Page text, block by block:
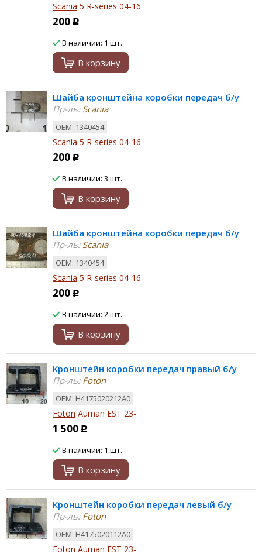
Scania 5 R-series 04-16
200 Р
В наличии: 1 шт.
В корзину
Шайба кронштейна коробки передач б/у
Пр-ль:Scania
ОЕМ: 1340454
Scania 5 R-series 04-16
200 Р
В наличии: 3 шт.
В корзину
Шайба кронштейна коробки передач б/у
Пр-ль:Scania
ОЕМ: 1340454
Scania 5 R-series 04-16
200 Р
В наличии: 2 шт.
В корзину
Кронштейн коробки передач правый б/у
Пр-ль:Foton
ОЕМ: H4175020212A0
Foton Auman EST 23-
1 500 Р
В наличии: 1 шт.
В корзину
Кронштейн коробки передач левый б/у
Пр-ль:Foton
ОЕМ: H4175020112A0
Foton Auman EST 23-